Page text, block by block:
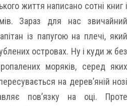
життя написано сотні книг і
Зараз для нас звичайний
із папугою на плечі, який
островах. Ну і куди ж без
моряків, серед яких
на дерев’яній нозі
пов’язку на оці. Проте